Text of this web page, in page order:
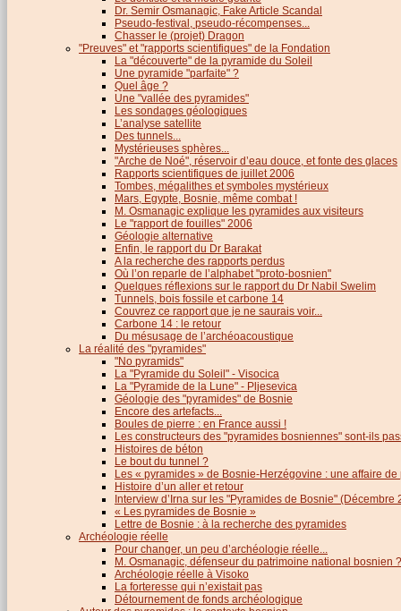
Dr. Semir Osmanagic, Fake Article Scandal
Pseudo-festival, pseudo-récompenses...
Chasser le (projet) Dragon
"Preuves" et "rapports scientifiques" de la Fondation
La "découverte" de la pyramide du Soleil
Une pyramide "parfaite" ?
Quel âge ?
Une "vallée des pyramides"
Les sondages géologiques
L’analyse satellite
Des tunnels...
Mystérieuses sphères...
"Arche de Noé", réservoir d’eau douce, et fonte des glaces
Rapports scientifiques de juillet 2006
Tombes, mégalithes et symboles mystérieux
Mars, Egypte, Bosnie, même combat !
M. Osmanagic explique les pyramides aux visiteurs
Le "rapport de fouilles" 2006
Géologie alternative
Enfin, le rapport du Dr Barakat
A la recherche des rapports perdus
Où l’on reparle de l’alphabet "proto-bosnien"
Quelques réflexions sur le rapport du Dr Nabil Swelim
Tunnels, bois fossile et carbone 14
Couvrez ce rapport que je ne saurais voir...
Carbone 14 : le retour
Du mésusage de l’archéoacoustique
La réalité des "pyramides"
"No pyramids"
La "Pyramide du Soleil" - Visocica
La "Pyramide de la Lune" - Pljesevica
Géologie des "pyramides" de Bosnie
Encore des artefacts...
Boules de pierre : en France aussi !
Les constructeurs des "pyramides bosniennes" sont-ils
Histoires de béton
Le bout du tunnel ?
Les « pyramides » de Bosnie-Herzégovine : une affaire
Histoire d’un aller et retour
Interview d’Irna sur les "Pyramides de Bosnie" (Décembre
« Les pyramides de Bosnie »
Lettre de Bosnie : à la recherche des pyramides
Archéologie réelle
Pour changer, un peu d’archéologie réelle...
M. Osmanagic, défenseur du patrimoine national bosnien ?
Archéologie réelle à Visoko
La forteresse qui n’existait pas
Détournement de fonds archéologique